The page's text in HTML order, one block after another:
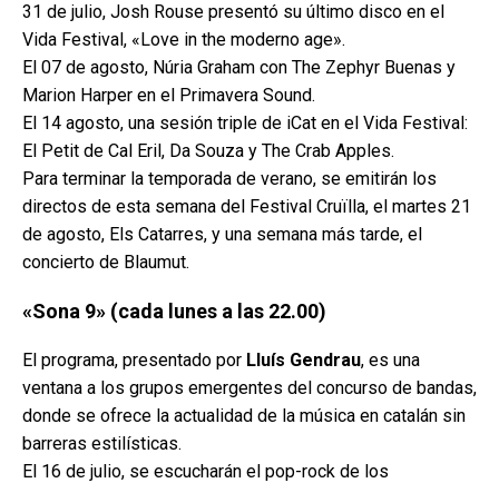
31 de julio, Josh Rouse presentó su último disco en el
Vida Festival, «Love in the moderno age».
El 07 de agosto, Núria Graham con The Zephyr Buenas y
Marion Harper en el Primavera Sound.
El 14 agosto, una sesión triple de iCat en el Vida Festival:
El Petit de Cal Eril, Da Souza y The Crab Apples.
Para terminar la temporada de verano, se emitirán los
directos de esta semana del Festival Cruïlla, el martes 21
de agosto, Els Catarres, y una semana más tarde, el
concierto de Blaumut.
«Sona 9» (cada lunes a las 22.00)
El programa, presentado por Lluís Gendrau, es una
ventana a los grupos emergentes del concurso de bandas,
donde se ofrece la actualidad de la música en catalán sin
barreras estilísticas.
El 16 de julio, se escucharán el pop-rock de los